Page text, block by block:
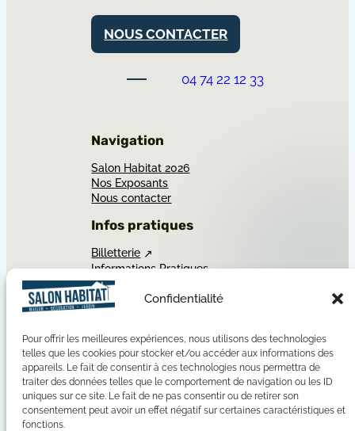
Confidentialité
Pour offrir les meilleures expériences, nous utilisons des technologies
telles que les cookies pour stocker et/ou accéder aux informations des
appareils. Le fait de consentir à ces technologies nous permettra de
traiter des données telles que le comportement de navigation ou les ID
uniques sur ce site. Le fait de ne pas consentir ou de retirer son
consentement peut avoir un effet négatif sur certaines caractéristiques et
fonctions.
NOUS CONTACTER
04 74 22 12 33
Navigation
Salon Habitat 2026
Nos Exposants
Nous contacter
Infos pratiques
Billetterie
Informations Pratiques
Accès et Parking
Accueil PSH et PMR
Devenir Exposant
Organiser un évènement
Visite 360°